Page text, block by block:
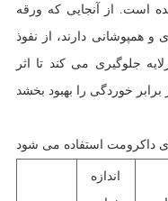
است. از آنجایی که ورقه
همپوشانی دارند، از نفوذ
جلوگیری می کند تا اثر
داکرومت استفاده می شود
اندازه